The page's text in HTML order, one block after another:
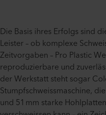
Die Basis ihres Erfolgs sind
Leister – ob komplexe
Zeitvorgaben – Pro Plastic
reproduzierbare und
der Werkstatt steht sogar
Stumpfschweissmaschine,
und 51 mm starke